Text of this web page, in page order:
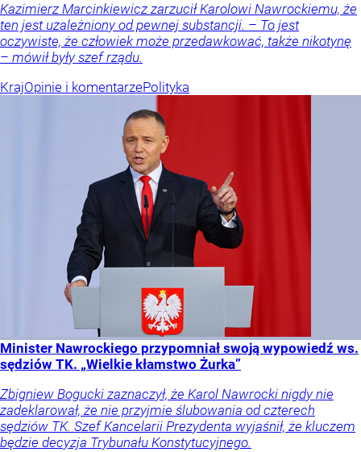
Kazimierz Marcinkiewicz zarzucił Karolowi Nawrockiemu, że
ten jest uzależniony od pewnej substancji. – To jest
oczywiste, że człowiek może przedawkować, także nikotynę
– mówił były szef rządu.
KrajOpinie i komentarzePolityka
Minister Nawrockiego przypomniał swoją wypowiedź ws.
sędziów TK. „Wielkie kłamstwo Żurka”
Zbigniew Bogucki zaznaczył, że Karol Nawrocki nigdy nie
zadeklarował, że nie przyjmie ślubowania od czterech
sędziów TK. Szef Kancelarii Prezydenta wyjaśnił, że kluczem
będzie decyzja Trybunału Konstytucyjnego.